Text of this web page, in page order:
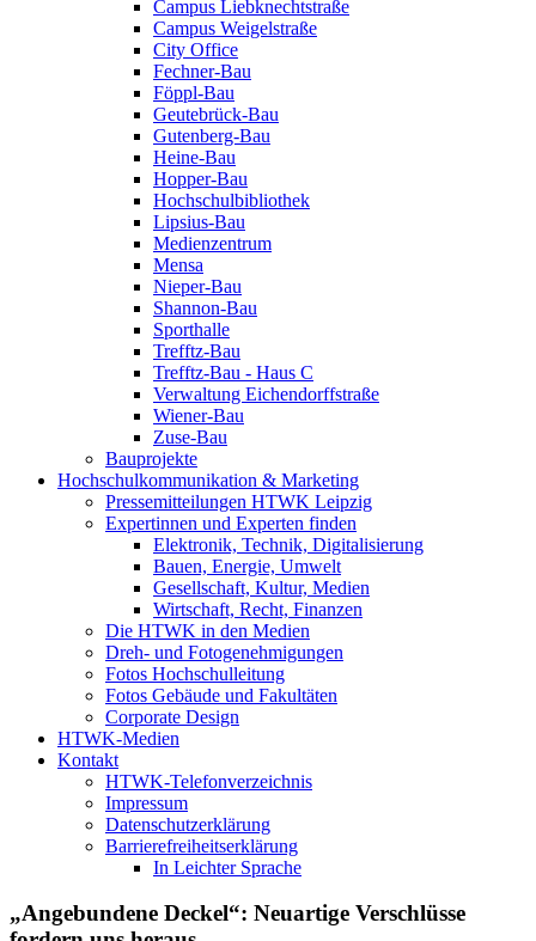
Campus Liebknechtstraße
Campus Weigelstraße
City Office
Fechner-Bau
Föppl-Bau
Geutebrück-Bau
Gutenberg-Bau
Heine-Bau
Hopper-Bau
Hochschulbibliothek
Lipsius-Bau
Medienzentrum
Mensa
Nieper-Bau
Shannon-Bau
Sporthalle
Trefftz-Bau
Trefftz-Bau - Haus C
Verwaltung Eichendorffstraße
Wiener-Bau
Zuse-Bau
Bauprojekte
Hochschulkommunikation & Marketing
Pressemitteilungen HTWK Leipzig
Expertinnen und Experten finden
Elektronik, Technik, Digitalisierung
Bauen, Energie, Umwelt
Gesellschaft, Kultur, Medien
Wirtschaft, Recht, Finanzen
Die HTWK in den Medien
Dreh- und Fotogenehmigungen
Fotos Hochschulleitung
Fotos Gebäude und Fakultäten
Corporate Design
HTWK-Medien
Kontakt
HTWK-Telefonverzeichnis
Impressum
Datenschutzerklärung
Barrierefreiheitserklärung
In Leichter Sprache
„Angebundene Deckel“: Neuartige Verschlüsse